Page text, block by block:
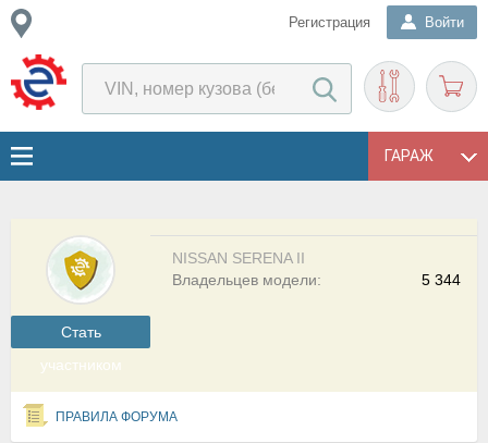
Регистрация Войти
ГАРАЖ
Cтать
участником
NISSAN SERENA II
5 344
Владельцев модели:
ПРАВИЛА ФОРУМА